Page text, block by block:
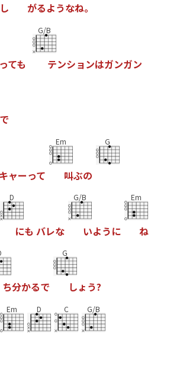
し がるようなね。
ても
G/B
テンショ ンはガンガン
で
キャーって
Em
叫ぶの
G
D
にも バレな
G/B
いよう に
Em
ね
ち分かるで
G
しょ う?
Em D C G/B